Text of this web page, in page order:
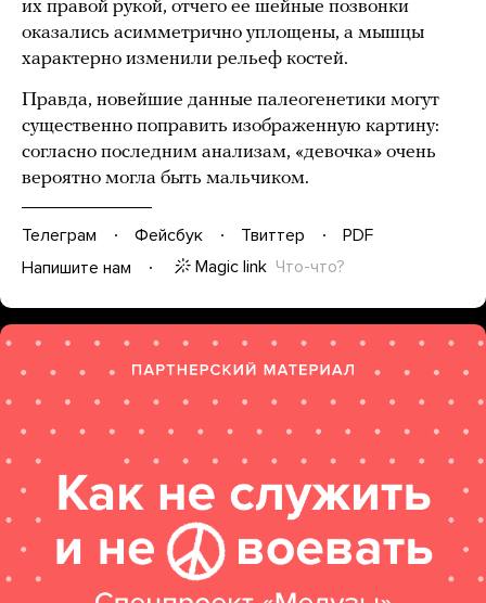
их правой рукой, отчего ее шейные позвонки
оказались асимметрично уплощены, а мышцы
характерно изменили рельеф костей.
Правда, новейшие данные палеогенетики могут
существенно поправить изображенную картину:
согласно последним анализам, «девочка» очень
вероятно могла быть мальчиком.
Телеграм Фейсбук Твиттер
PDF
Напишите нам
Magic link Что-что?